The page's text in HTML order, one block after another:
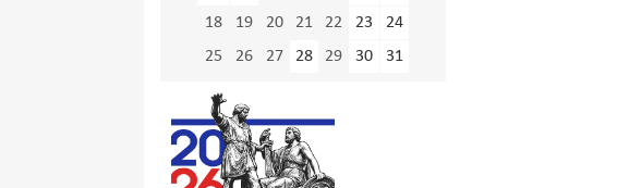
18
19 20 21 22 23
24
25
26 27 28 29 30 31